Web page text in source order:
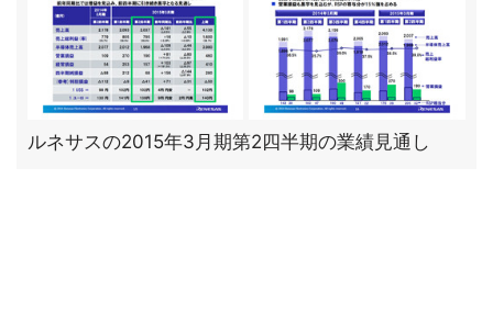
ルネサスの2015年3月期第2四半期の業績見通し